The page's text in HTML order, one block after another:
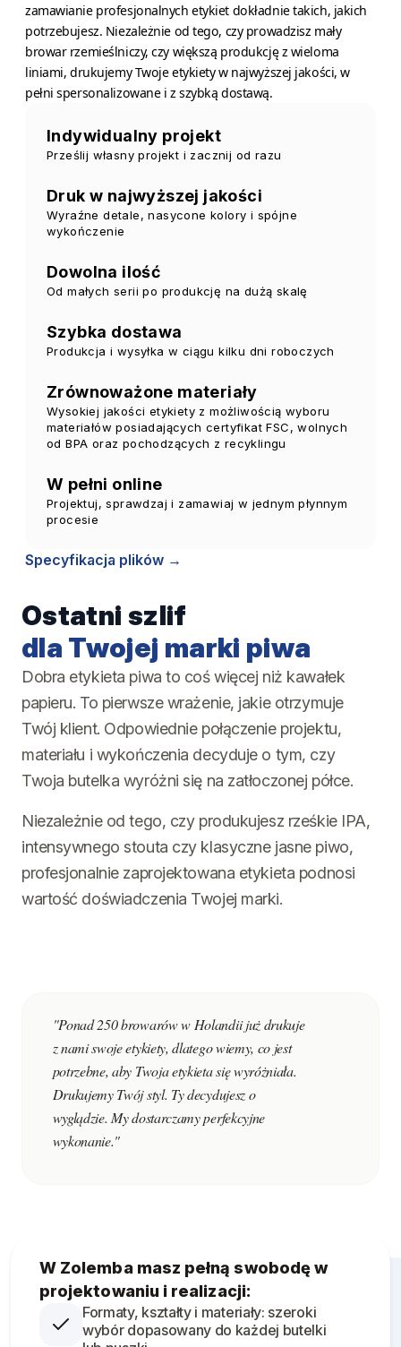
zamawianie profesjonalnych etykiet dokładnie takich, jakich
potrzebujesz. Niezależnie od tego, czy prowadzisz mały
browar rzemieślniczy, czy większą produkcję z wieloma
liniami, drukujemy Twoje etykiety w najwyższej jakości, w
pełni spersonalizowane i z szybką dostawą.
Indywidualny projekt
Prześlij własny projekt i zacznij od razu
Druk w najwyższej jakości
Wyraźne detale, nasycone kolory i spójne
wykończenie
Dowolna ilość
Od małych serii po produkcję na dużą skalę
Szybka dostawa
Produkcja i wysyłka w ciągu kilku dni roboczych
Zrównoważone materiały
Wysokiej jakości etykiety z możliwością wyboru
materiałów posiadających certyfikat FSC, wolnych
od BPA oraz pochodzących z recyklingu
W pełni online
Projektuj, sprawdzaj i zamawiaj w jednym płynnym
procesie
Specyfikacja plików
Ostatni szlif
dla Twojej marki piwa
Dobra etykieta piwa to coś więcej niż kawałek
papieru. To pierwsze wrażenie, jakie otrzymuje
Twój klient. Odpowiednie połączenie projektu,
materiału i wykończenia decyduje o tym, czy
Twoja butelka wyróżni się na zatłoczonej półce.
Niezależnie od tego, czy produkujesz rześkie IPA,
intensywnego stouta czy klasyczne jasne piwo,
profesjonalnie zaprojektowana etykieta podnosi
wartość doświadczenia Twojej marki.
"Ponad 250 browarów w Holandii już drukuje
z nami swoje etykiety, dlatego wiemy, co jest
potrzebne, aby Twoja etykieta się wyróżniała.
Drukujemy Twój styl. Ty decydujesz o
wyglądzie. My dostarczamy perfekcyjne
wykonanie."
W Zolemba masz pełną swobodę w
projektowaniu i realizacji:
Formaty, kształty i materiały: szeroki
wybór dopasowany do każdej butelki